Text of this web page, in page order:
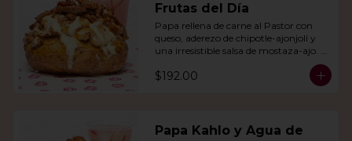
Frutas del Día
Papa rellena de carne al Pastor con
queso, aderezo de chipotle-ajonjolí y
una irresistible salsa de mostaza-ajo.
$192.00
Papa Kahlo y Agua de